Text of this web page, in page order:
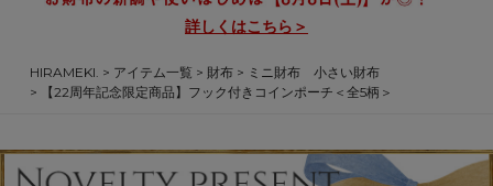
詳しくはこちら＞
HIRAMEKI. アイテム一覧 財布
ミニ財布 小さい財布
【22周年記念限定商品】フック付きコインポーチ＜全5柄＞